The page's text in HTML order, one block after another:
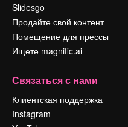
Slidesgo
Продайте свой контент
Помещение для прессы
Ищете magnific.ai
Связаться с нами
Клиентская поддержка
Instagram